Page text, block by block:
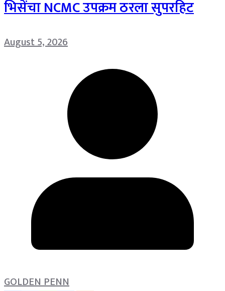
भिसेंचा NCMC उपक्रम ठरला सुपरहिट
August 5, 2026
GOLDEN PENN